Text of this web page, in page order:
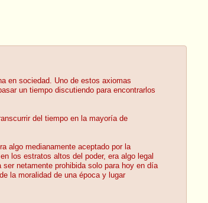
en sociedad. Uno de estos axiomas
un tiempo discutiendo para encontrarlos
del tiempo en la mayoría de
algo medianamente aceptado por la
los estratos altos del poder, era algo legal
netamente prohibida solo para hoy en día
la moralidad de una época y lugar